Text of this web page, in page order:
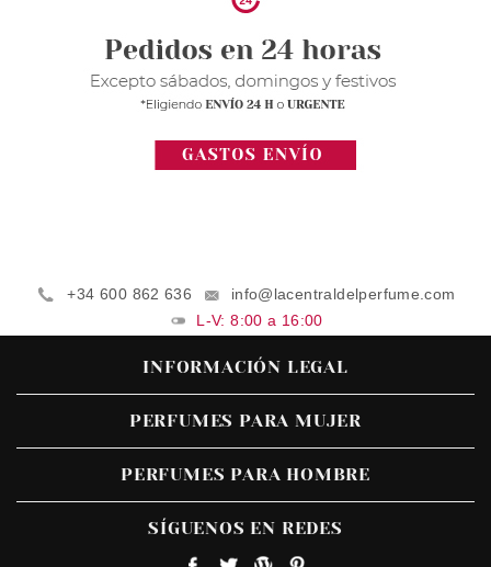
+34 600 862 636
info@lacentraldelperfume.com
L-V: 8:00 a 16:00
INFORMACIÓN LEGAL
PERFUMES PARA MUJER
PERFUMES PARA HOMBRE
SÍGUENOS EN REDES